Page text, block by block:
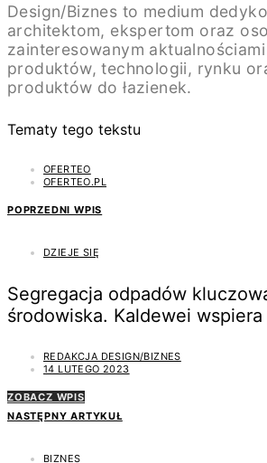
Design/Biznes to medium
architektom, ekspertom oraz
zainteresowanym
produktów, technologii, rynku
produktów do łazienek.
Tematy tego tekstu
OFERTEO
OFERTEO.PL
POPRZEDNI WPIS
DZIEJE SIĘ
Segregacja odpadów
środowiska. Kaldewei
REDAKCJA DESIGN/BIZNES
14 LUTEGO 2023
ZOBACZ WPIS
NASTĘPNY ARTYKUŁ
BIZNES